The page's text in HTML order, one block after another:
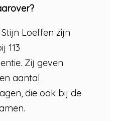
Loeffen zijn
113
Zij geven
aantal
die ook bij de